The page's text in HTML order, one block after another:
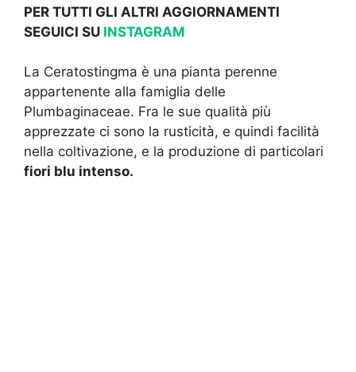
PER TUTTI GLI ALTRI AGGIORNAMENTI
SEGUICI SU INSTAGRAM
La Ceratostingma è una pianta perenne
appartenente alla famiglia delle
Plumbaginaceae. Fra le sue qualità più
apprezzate ci sono la rusticità, e quindi facilità
nella coltivazione, e la produzione di particolari
fiori blu intenso.